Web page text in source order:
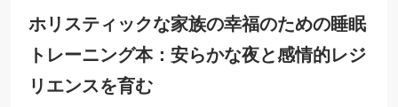
ホリスティックな家族の幸福のための睡眠
トレーニング本：安らかな夜と感情的レジ
リエンスを育む